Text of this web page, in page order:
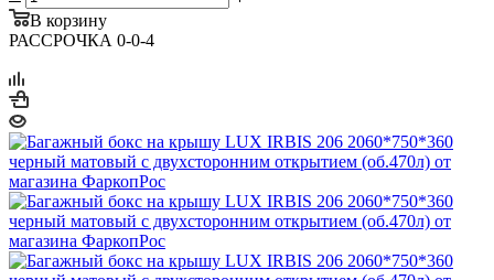
В корзину
РАССРОЧКА 0-0-4